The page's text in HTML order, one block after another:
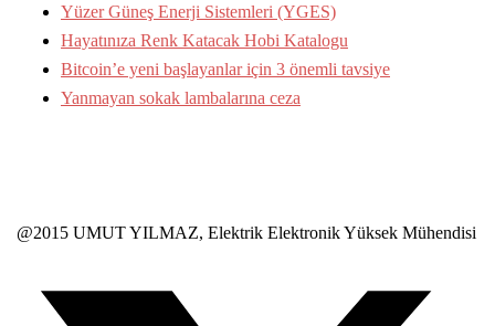
Yüzer Güneş Enerji Sistemleri (YGES)
Hayatınıza Renk Katacak Hobi Katalogu
Bitcoin’e yeni başlayanlar için 3 önemli tavsiye
Yanmayan sokak lambalarına ceza
@2015 UMUT YILMAZ, Elektrik Elektronik Yüksek Mühendisi